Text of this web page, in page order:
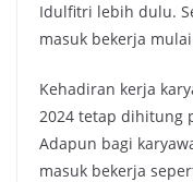
Idulfitri lebih dulu.
masuk bekerja
Kehadiran kerja
2024 tetap dihitung
Adapun bagi
masuk bekerja